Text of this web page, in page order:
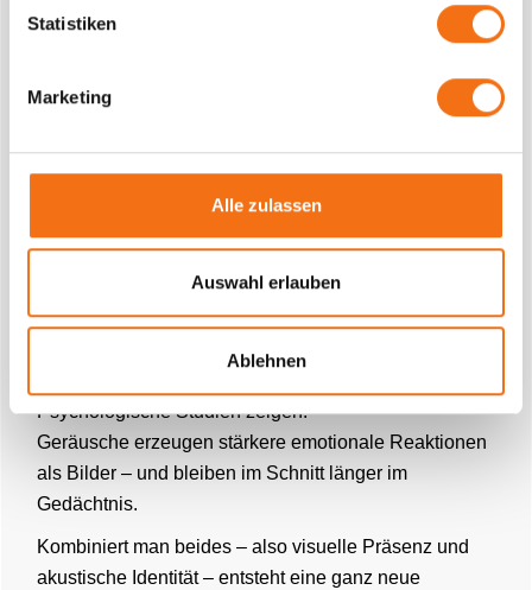
Statistiken
Marketing
Alle zulassen
Auswahl erlauben
Ablehnen
amber POSTER
Ein kurzer Scan – und schon wird aus einer stillen
Message ein persönlicher Soundmoment.
Warum hörbare Werbung
nachhaltiger wirkt
Psychologische Studien zeigen:
Geräusche erzeugen stärkere emotionale Reaktionen
als Bilder – und bleiben im Schnitt länger im
Gedächtnis.
Kombiniert man beides – also visuelle Präsenz und
akustische Identität – entsteht eine ganz neue